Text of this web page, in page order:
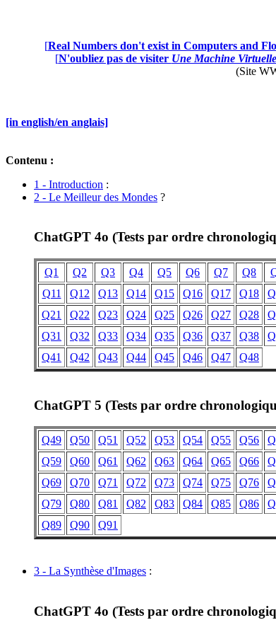
[Real Numbers don't exist in Computers and
[N'oubliez pas de visiter Une Machine
(Site
[in english/en anglais]
Contenu :
1 - Introduction :
2 - Le Meilleur des Mondes ?
ChatGPT 4o (Tests par ordre
Q1 Q2 Q3 Q4 Q5 Q6 Q7 Q8
Q11
Q12 Q13 Q14 Q15 Q16 Q17 Q18
Q21
Q22 Q23 Q24 Q25 Q26 Q27 Q28
Q31
Q32 Q33 Q34 Q35 Q36 Q37 Q38
Q41
Q42 Q43 Q44 Q45 Q46 Q47 Q48
ChatGPT 5 (Tests par ordre
Q49 Q50 Q51 Q52 Q53 Q54 Q55 Q56
Q59
Q60 Q61 Q62 Q63 Q64 Q65 Q66
Q69
Q70 Q71 Q72 Q73 Q74 Q75 Q76
Q79
Q80 Q81 Q82 Q83 Q84 Q85 Q86
Q89
Q90 Q91
3 - La Synthèse d'Images :
ChatGPT 4o (Tests par ordre